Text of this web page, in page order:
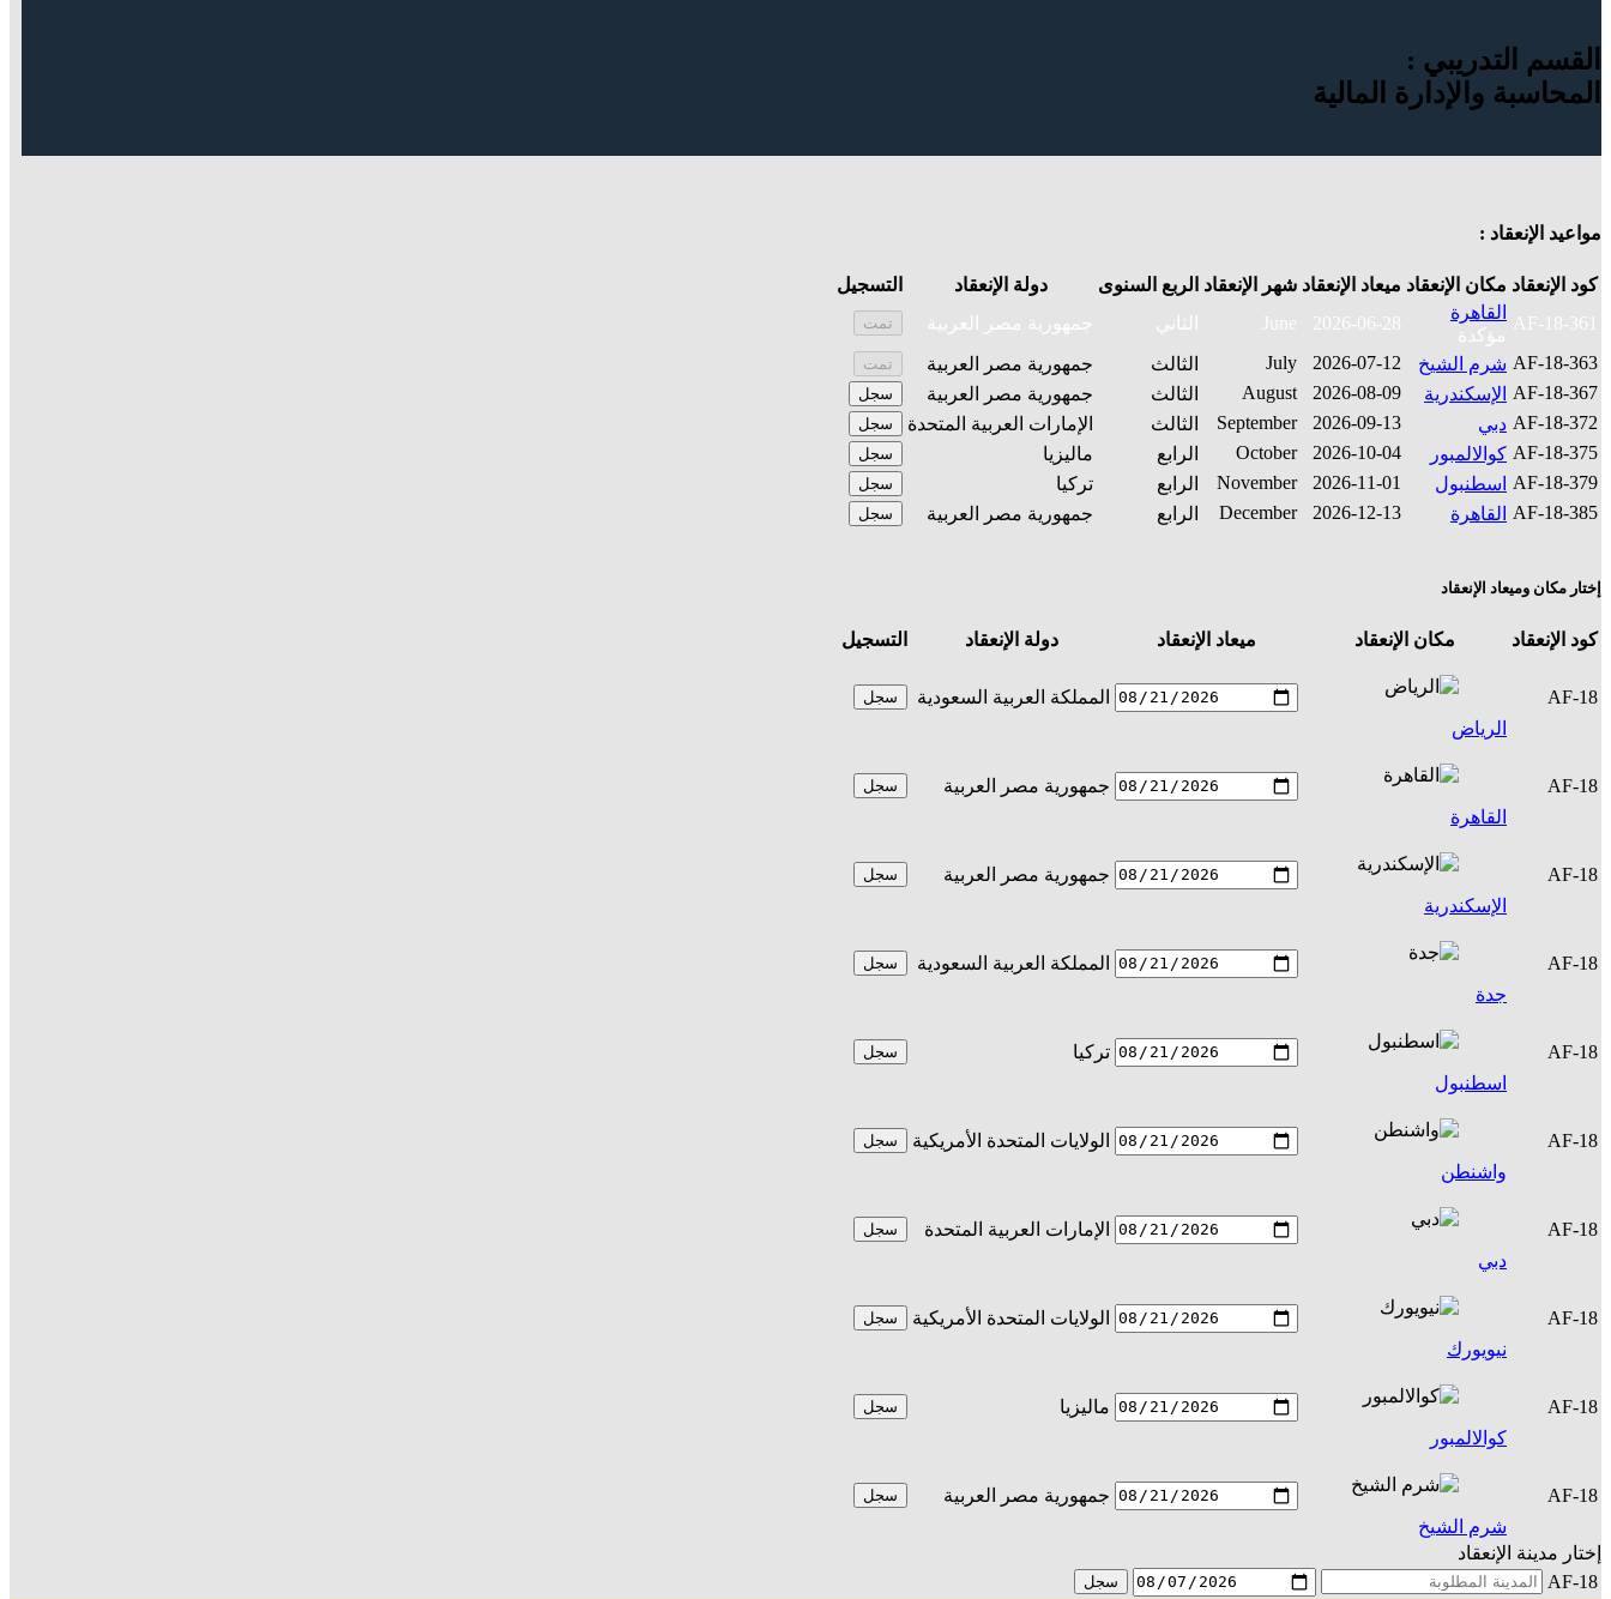
القسم التدريبي :
المحاسبة والإدارة المالية
مواعيد الإنعقاد :
كود الإنعقاد مكان الإنعقاد ميعاد الإنعقاد شهر الإنعقاد الربع السنوى دولة الإنعقاد
التسجيل
AF-18-361
القاهرة
مؤكدة
2026-06-28
June الثاني جمهورية مصر العربية تمت
AF-18-363 شرم الشيخ 2026-07-12
July الثالث جمهورية مصر العربية تمت
AF-18-367 الإسكندرية 2026-08-09
August الثالث جمهورية مصر العربية سجل
AF-18-372 دبي 2026-09-13
September الثالث الإمارات العربية المتحدة سجل
AF-18-375 كوالالمبور 2026-10-04
October الرابع ماليزيا سجل
AF-18-379 اسطنبول 2026-11-01
November الرابع تركيا سجل
AF-18-385 القاهرة 2026-12-13
December الرابع جمهورية مصر العربية سجل
إختار مكان وميعاد الإنعقاد
كود الإنعقاد مكان الإنعقاد ميعاد الإنعقاد دولة الإنعقاد التسجيل
AF-18
الرياض
المملكة العربية السعودية سجل
AF-18
القاهرة
جمهورية مصر العربية سجل
AF-18
الإسكندرية
جمهورية مصر العربية سجل
AF-18
جدة
المملكة العربية السعودية سجل
AF-18
اسطنبول
تركيا سجل
AF-18
واشنطن
الولايات المتحدة الأمريكية سجل
AF-18
دبي
الإمارات العربية المتحدة سجل
AF-18
نيويورك
الولايات المتحدة الأمريكية سجل
AF-18
كوالالمبور
ماليزيا سجل
AF-18
شرم الشيخ
جمهورية مصر العربية سجل
إختار مدينة الإنعقاد
AF-18
سجل